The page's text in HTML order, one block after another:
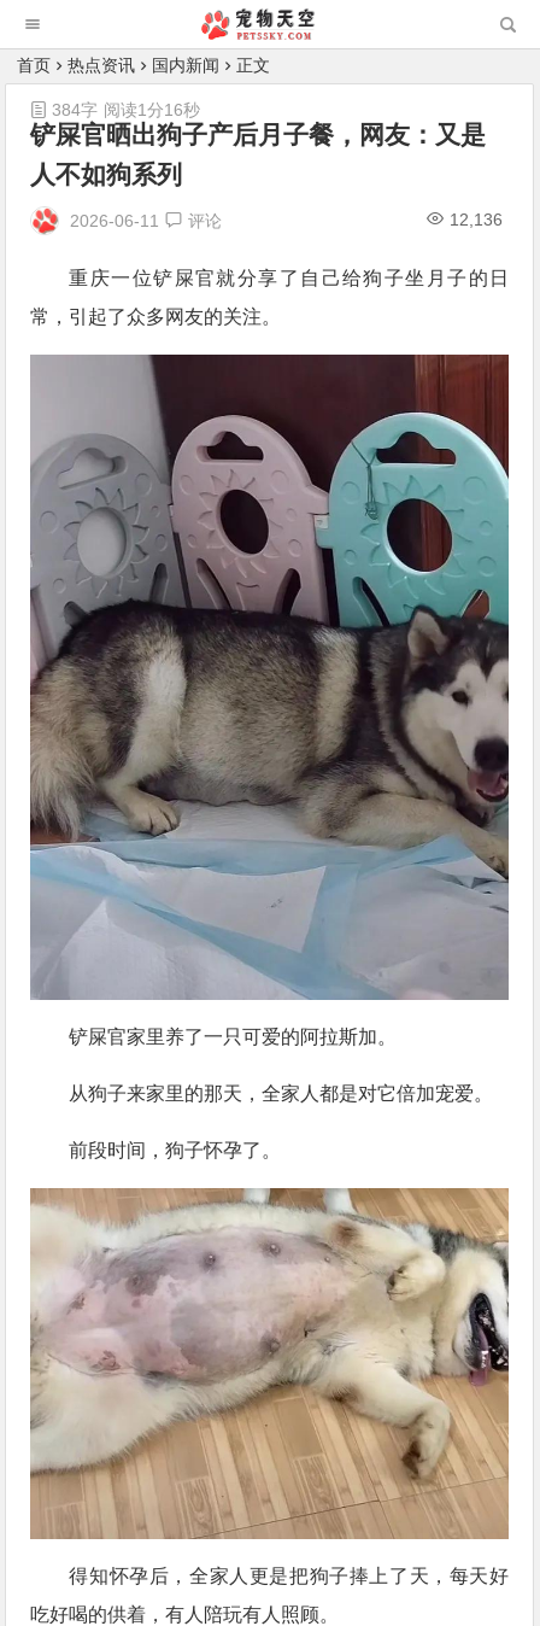
首页 热点资讯 国内新闻 正文
铲屎官晒出狗子产后月子餐，网友：又是
人不如狗系列
2026-06-11 评论 12,136
384字 阅读1分16秒
重庆一位铲屎官就分享了自己给狗子坐月子的日
常，引起了众多网友的关注。
铲屎官家里养了一只可爱的阿拉斯加。
从狗子来家里的那天，全家人都是对它倍加宠爱。
前段时间，狗子怀孕了。
得知怀孕后，全家人更是把狗子捧上了天，每天好
吃好喝的供着，有人陪玩有人照顾。